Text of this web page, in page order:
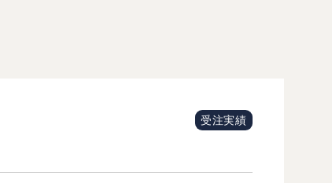
受注実績